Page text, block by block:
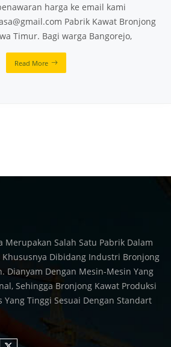
harga ke email kami
Pabrik Kawat Bronjong
Timur. Bagi warga Bangorejo,
Read More
Merupakan Salah Satu Pabrik Dalam
Dibidang Industri Bronjong
Dianyam Dengan Mesin-Mesin Yang
Sehingga Bronjong Kawat Produksi
Tinggi Sesuai Dengan Standart